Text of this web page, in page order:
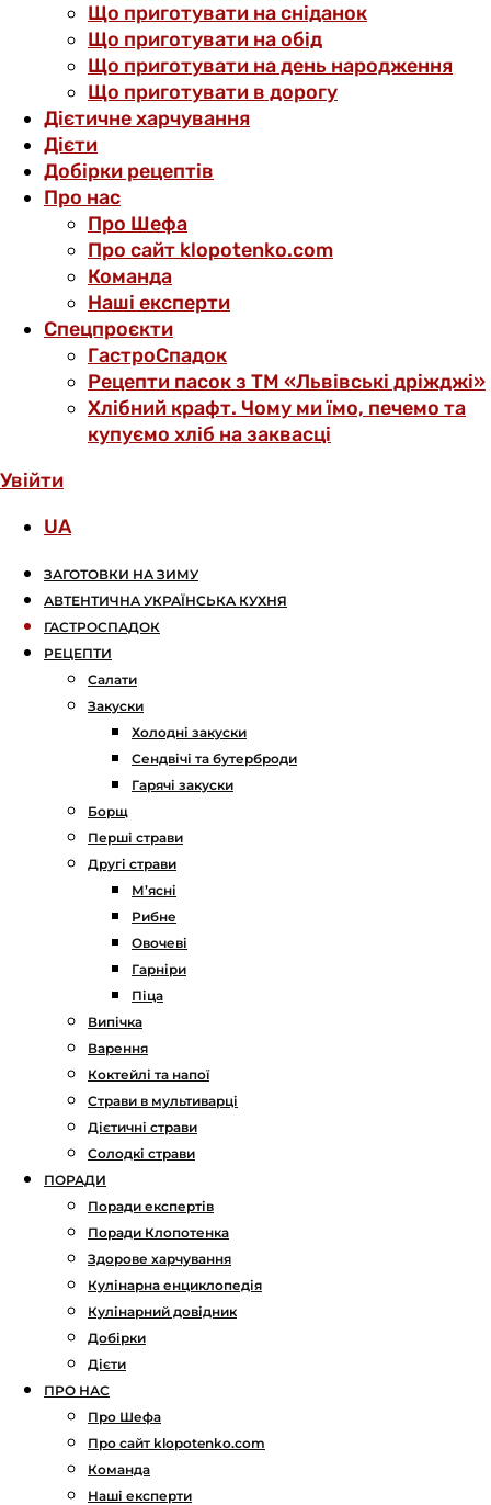
Що приготувати на сніданок
Що приготувати на обід
Що приготувати на день народження
Що приготувати в дорогу
Дієтичне харчування
Дієти
Добірки рецептів
Про нас
Про Шефа
Про сайт klopotenko.com
Команда
Наші експерти
Спецпроєкти
ГастроСпадок
Рецепти пасок з ТМ «Львівські дріжджі»
Хлібний крафт. Чому ми їмо, печемо та
купуємо хліб на заквасці
Увійти
UA
ЗАГОТОВКИ НА ЗИМУ
АВТЕНТИЧНА УКРАЇНСЬКА КУХНЯ
ГАСТРОСПАДОК
РЕЦЕПТИ
Салати
Закуски
Холодні закуски
Сендвічі та бутерброди
Гарячі закуски
Борщ
Перші страви
Другі страви
М’ясні
Рибне
Овочеві
Гарніри
Піца
Випічка
Варення
Коктейлі та напої
Страви в мультиварці
Дієтичні страви
Солодкі страви
ПОРАДИ
Поради експертів
Поради Клопотенка
Здорове харчування
Кулінарна енциклопедія
Кулінарний довідник
Добірки
Дієти
ПРО НАС
Про Шефа
Про сайт klopotenko.com
Команда
Наші експерти